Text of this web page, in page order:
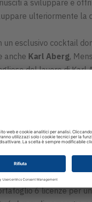
a sviluppare e
ulteriormente la
esclusivo cocktail
anche Karl Aberg,
del lavoro di
di Marc
uno dei
Marc by Marc
Il marchio Marc
e distribuzione di
6 licenze per